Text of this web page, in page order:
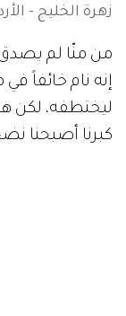
زهرة الخليج -
من منّا لم
إنه نام خائفاً
ليختطفه، لكن
كبرنا أصبحنا